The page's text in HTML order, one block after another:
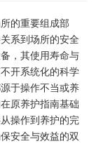
的重要组成部
系到场所的安全
，其使用寿命与
开系统化的科学
于操作不当或养
原养护指南基础
操作到养护的完
安全与效益的双